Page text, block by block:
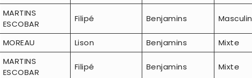
MARTINS
ESCOBAR
Filipé Benjamins Masculin
MOREAU Lison Benjamins Mixte
MARTINS
ESCOBAR
Filipé Benjamins Mixte